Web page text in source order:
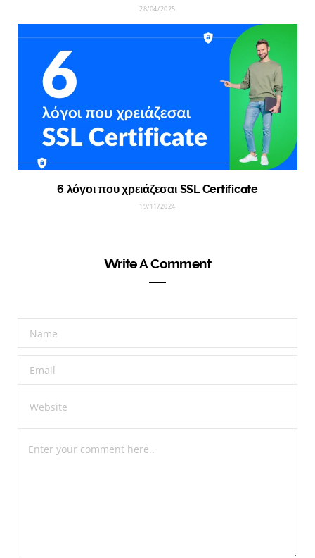
28/04/2025
6 λόγοι που χρειάζεσαι SSL Certificate
19/11/2024
Write A Comment